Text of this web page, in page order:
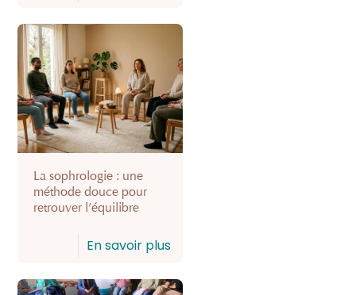
La sophrologie : une
méthode douce pour
retrouver l’équilibre
En savoir plus